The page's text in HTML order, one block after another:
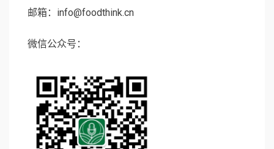
邮箱：info@foodthink.cn
微信公众号：